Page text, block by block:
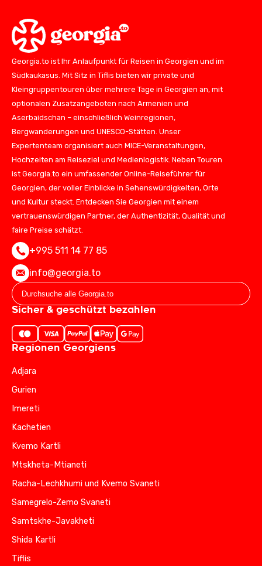
Georgia.to ist Ihr Anlaufpunkt für Reisen in Georgien und im
Südkaukasus. Mit Sitz in Tiflis bieten wir private und
Kleingruppentouren über mehrere Tage in Georgien an, mit
optionalen Zusatzangeboten nach Armenien und
Aserbaidschan – einschließlich Weinregionen,
Bergwanderungen und UNESCO-Stätten. Unser
Expertenteam organisiert auch MICE-Veranstaltungen,
Hochzeiten am Reiseziel und Medienlogistik. Neben Touren
ist Georgia.to ein umfassender Online-Reiseführer für
Georgien, der voller Einblicke in Sehenswürdigkeiten, Orte
und Kultur steckt. Entdecken Sie Georgien mit einem
vertrauenswürdigen Partner, der Authentizität, Qualität und
faire Preise schätzt.
+995 511 14 77 85
info@georgia.to
Sicher & geschützt bezahlen
Regionen Georgiens
Adjara
Gurien
Imereti
Kachetien
Kvemo Kartli
Mtskheta-Mtianeti
Racha-Lechkhumi und Kvemo Svaneti
Samegrelo-Zemo Svaneti
Samtskhe-Javakheti
Shida Kartli
Tiflis